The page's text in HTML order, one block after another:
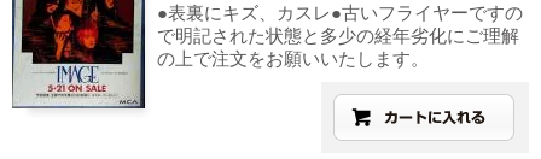
●表裏にキズ、カスレ●古いフライヤーですの
で明記された状態と多少の経年劣化にご理解
の上で注文をお願いいたします。